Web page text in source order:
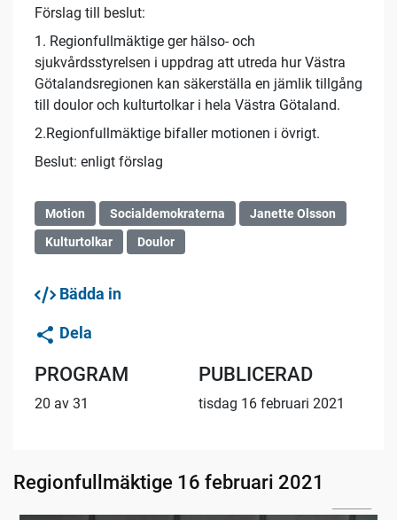
Förslag till beslut:
1. Regionfullmäktige ger hälso- och
sjukvårdsstyrelsen i uppdrag att utreda hur Västra
Götalandsregionen kan säkerställa en jämlik tillgång
till doulor och kulturtolkar i hela Västra Götaland.
2.Regionfullmäktige bifaller motionen i övrigt.
Beslut: enligt förslag
Motion Socialdemokraterna
Janette Olsson
Kulturtolkar
Doulor
Bädda in
Dela
PROGRAM
20 av 31
PUBLICERAD
tisdag 16 februari 2021
Regionfullmäktige 16 februari 2021